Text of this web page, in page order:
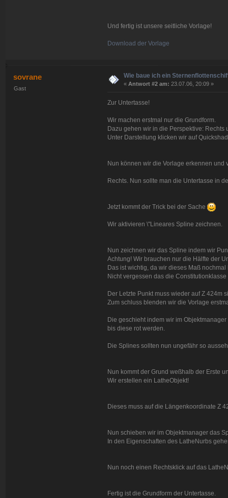
Und fertig ist unsere seitliche Vorlage!
Download der Vorlage
sovrane
Gast
Wie baue ich ein
« Antwort #2 am: 23.07.06, 20:09 »
Zur Untertasse!
Wir machen erstmal nur die Grundform.
Dazu gehen wir in die Perspektive: Rechts
Unter Darstellung klicken wir auf
Nun können wir die Vorlage erkennen und
Rechts. Nun sollte man die Untertasse in
Jetzt kommt der Trick bei der Sache
Wir aktivieren \"Lineares Spline zeichnen.
Nun zeichnen wir das Spline indem wir
Achtung! Wir brauchen nur die Hälfte der
Das ist wichtig, da wir dieses Maß
Nicht vergessen das die
Der Letzte Punkt muss wieder auf Z 424m
Zum schluss blenden wir die Vorlage
Die geschieht indem wir im
bis diese rot werden.
Die Splines sollten nun ungefähr so
Nun kommt der Grund weßhalb der Erste
Wir erstellen ein LatheObjekt!
Dieses muss auf die Längenkoordinate Z
Nun schieben wir im Objektmanager das
In den Eigenschaften des LatheNurbs
Nun noch einen Rechtsklick auf das
Fertig ist die Grundform der Untertasse.